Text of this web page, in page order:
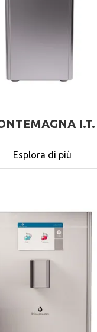
I.T.
Esplora di più